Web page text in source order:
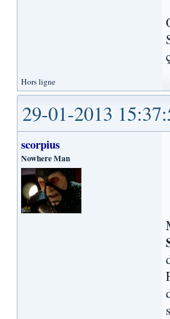
Hors ligne
29-01-2013
scorpius
Nowhere Man